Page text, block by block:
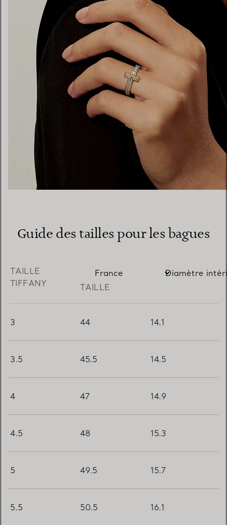
Guide des tailles pour les bagues
TAILLE
TIFFANY
TAILLE
3 44 14.1
3.5 45.5 14.5
4 47 14.9
4.5 48 15.3
5 49.5 15.7
5.5 50.5 16.1